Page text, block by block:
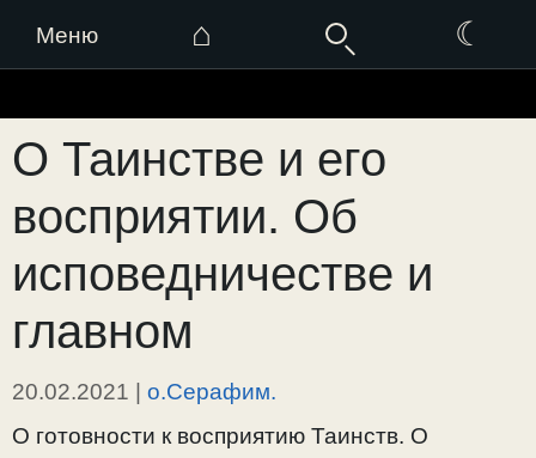
Меню ⌂ ☾
к
содержимому
О Таинстве и его
восприятии. Об
исповедничестве и
главном
20.02.2021 | о.Серафим.
О готовности к восприятию Таинств. О